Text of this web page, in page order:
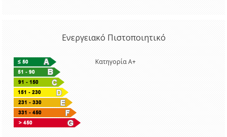
Ενεργειακό Πιστοποιητικό
Κατηγορία A+